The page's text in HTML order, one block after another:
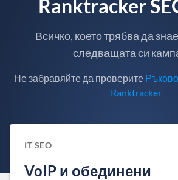
Ranktracker
Всичко, което трябва да
следващата си
Не забравяйте да проверите
Ranktracker
IT SEO
VoIP и обединени